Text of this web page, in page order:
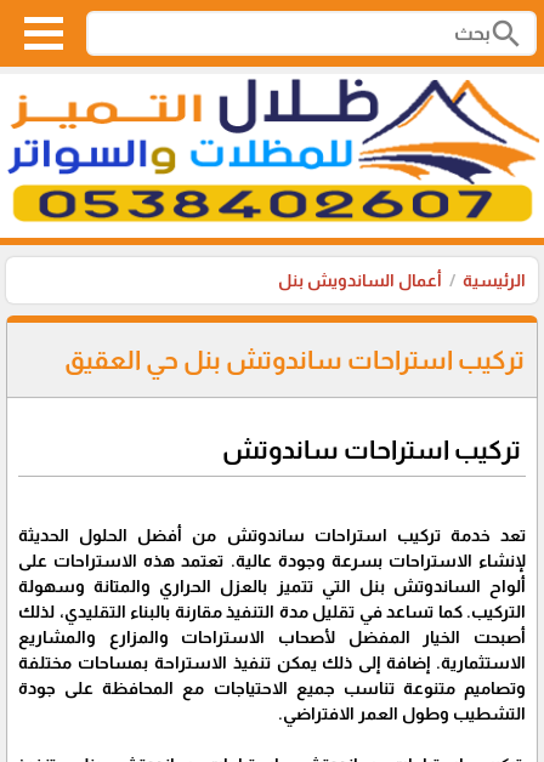
search
الرئيسية أعمال الساندويش بنل
تركيب استراحات ساندوتش بنل حي العقيق
تركيب استراحات ساندوتش
تعد خدمة تركيب استراحات ساندوتش من أفضل الحلول الحديثة
لإنشاء الاستراحات بسرعة وجودة عالية. تعتمد هذه الاستراحات على
ألواح الساندوتش بنل التي تتميز بالعزل الحراري والمتانة وسهولة
التركيب. كما تساعد في تقليل مدة التنفيذ مقارنة بالبناء التقليدي، لذلك
أصبحت الخيار المفضل لأصحاب الاستراحات والمزارع والمشاريع
الاستثمارية. إضافة إلى ذلك يمكن تنفيذ الاستراحة بمساحات مختلفة
وتصاميم متنوعة تناسب جميع الاحتياجات مع المحافظة على جودة
التشطيب وطول العمر الافتراضي.